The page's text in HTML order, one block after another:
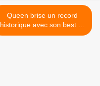
Queen brise un record
historique avec son best of
au Royaume-Uni >